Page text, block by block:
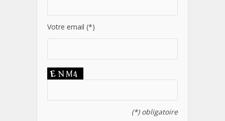
Votre email (*)
(*) obligatoire